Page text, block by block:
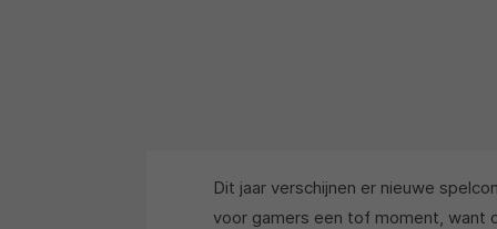
Dit jaar verschijnen er nieuwe
voor gamers een tof moment, want